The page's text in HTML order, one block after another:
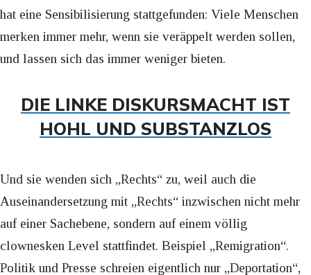
hat eine Sensibilisierung stattgefunden: Viele Menschen
merken immer mehr, wenn sie veräppelt werden sollen,
und lassen sich das immer weniger bieten.
DIE LINKE DISKURSMACHT IST
HOHL UND SUBSTANZLOS
Und sie wenden sich „Rechts“ zu, weil auch die
Auseinandersetzung mit „Rechts“ inzwischen nicht mehr
auf einer Sachebene, sondern auf einem völlig
clownesken Level stattfindet. Beispiel „Remigration“.
Politik und Presse schreien eigentlich nur „Deportation“,